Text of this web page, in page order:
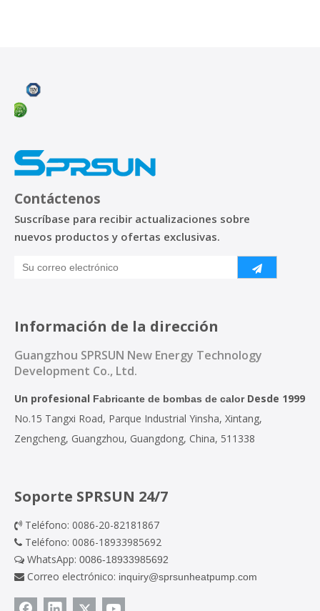
Contáctenos
Suscríbase para recibir actualizaciones sobre
nuevos productos y ofertas exclusivas.
Información de la dirección
Guangzhou SPRSUN New Energy Technology
Development Co., Ltd.
Un profesional Fabricante de bombas de calorDesde 1999
No.15 Tangxi Road, Parque Industrial Yinsha, Xintang,
Zengcheng, Guangzhou, Guangdong, China, 511338
Soporte SPRSUN 24/7
 Teléfono: 0086-20-82181867
 Teléfono: 0086-18933985692
 WhatsApp: 0086-18933985692
 Correo electrónico: inquiry@sprsunheatpump.com